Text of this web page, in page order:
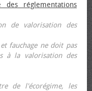
réglementations
de valorisation des
fauchage ne doit pas
à la valorisation des
de l'écorégime, les